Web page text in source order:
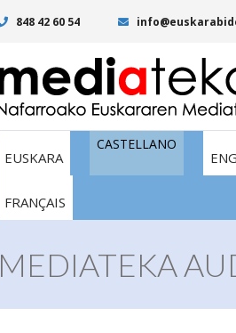
848 42 60 54
EUSKARA
CASTELLANO
FRANÇAIS
MEDIATEKA